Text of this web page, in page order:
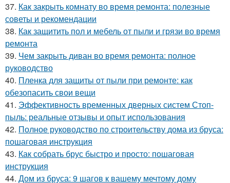
37. Как закрыть комнату во время ремонта: полезные
советы и рекомендации
38. Как защитить пол и мебель от пыли и грязи во время
ремонта
39. Чем закрыть диван во время ремонта: полное
руководство
40. Пленка для защиты от пыли при ремонте: как
обезопасить свои вещи
41. Эффективность временных дверных систем Стоп-
пыль: реальные отзывы и опыт использования
42. Полное руководство по строительству дома из бруса:
пошаговая инструкция
43. Как собрать брус быстро и просто: пошаговая
инструкция
44. Дом из бруса: 9 шагов к вашему мечтому дому